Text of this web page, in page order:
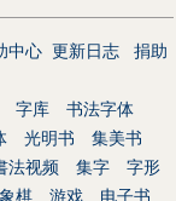
中心 更新日志
捐助
字库
书法字体
光明书
集美书
法视频 集字
字形
象棋 游戏 电子书